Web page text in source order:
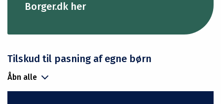
Borger.dk her
Tilskud til pasning af egne børn
Åbn alle